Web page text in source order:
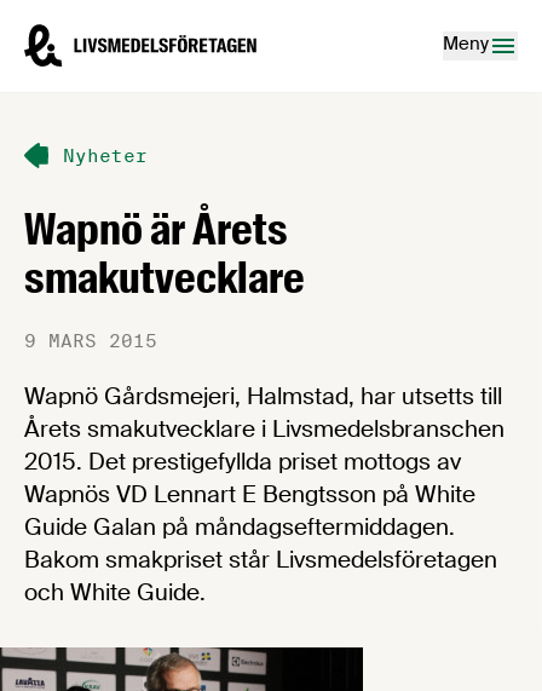
Livsmedelsföretagen – till startsidan
Meny
Nyheter
Wapnö är Årets
smakutvecklare
9 MARS 2015
Wapnö Gårdsmejeri, Halmstad, har utsetts till
Årets smakutvecklare i Livsmedelsbranschen
2015. Det prestigefyllda priset mottogs av
Wapnös VD Lennart E Bengtsson på White
Guide Galan på måndagseftermiddagen.
Bakom smakpriset står Livsmedelsföretagen
och White Guide.